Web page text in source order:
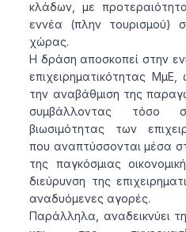
κλάδων, με
εννέα (πλην τουρισμού)
χώρας.
Η δράση αποσκοπεί στην
επιχειρηματικότητας ΜμΕ,
την αναβάθμιση της
συμβάλλοντας τόσο
βιωσιμότητας των
που αναπτύσσονται μέσα
της παγκόσμιας
διεύρυνση της
αναδυόμενες αγορές.
Παράλληλα, αναδεικνύει